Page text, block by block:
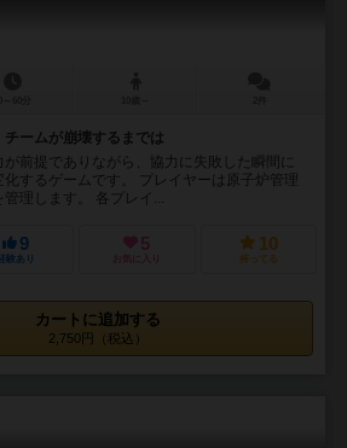
ームが崩壊するまでは
が前提でありながら、協力に失敗した瞬間に
するゲームです。 プレイヤーは原子炉管理
理します。 各プレイ...
9
験あり
5
お気に入り
10
持ってる
カートに追加する
2,750円（税込）